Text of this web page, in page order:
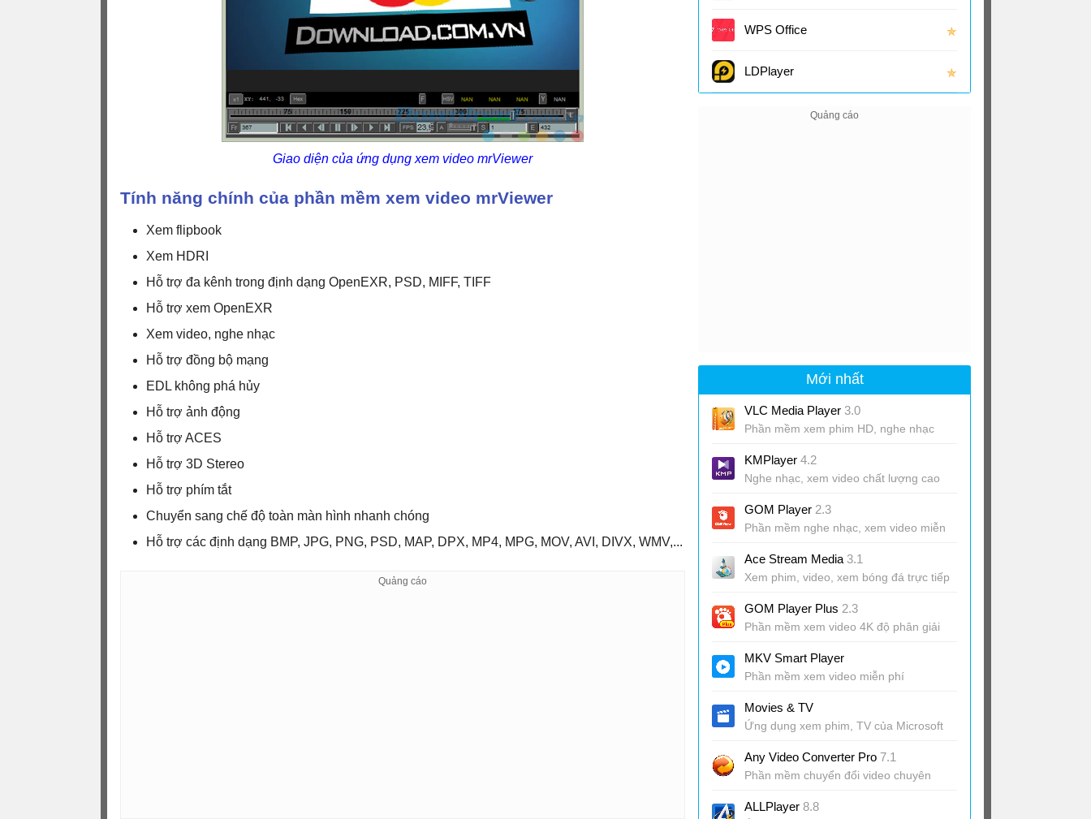
Giao diện của ứng dụng xem video mrViewer
Tính năng chính của phần mềm xem video mrViewer
Xem flipbook
Xem HDRI
Hỗ trợ đa kênh trong định dạng OpenEXR, PSD, MIFF, TIFF
Hỗ trợ xem OpenEXR
Xem video, nghe nhạc
Hỗ trợ đồng bộ mạng
EDL không phá hủy
Hỗ trợ ảnh động
Hỗ trợ ACES
Hỗ trợ 3D Stereo
Hỗ trợ phím tắt
Chuyển sang chế độ toàn màn hình nhanh chóng
Hỗ trợ các định dạng BMP, JPG, PNG, PSD, MAP, DPX, MP4, MPG, MOV, AVI, DIVX, WMV,...
(16.0
WPS Office ✯
LDPlayer ✯
Mới nhất
VLC Media Player 3.0
Phần mềm xem phim HD, nghe nhạc
KMPlayer 4.2
Nghe nhạc, xem video chất lượng cao
GOM Player 2.3
Phần mềm nghe nhạc, xem video miễn
Ace Stream Media 3.1
Xem phim, video, xem bóng đá trực tiếp
GOM Player Plus 2.3
Phần mềm xem video 4K độ phân giải
MKV Smart Player
Phần mềm xem video miễn phí
Movies & TV
Ứng dụng xem phim, TV của Microsoft
Any Video Converter Pro 7.1
Phần mềm chuyển đổi video chuyên
ALLPlayer 8.8